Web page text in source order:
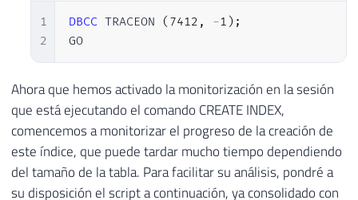
1
2
DBCC TRACEON ( 7412 , -1 ) ;
GO
Ahora que hemos activado la monitorización en la sesión
que está ejecutando el comando CREATE INDEX,
comencemos a monitorizar el progreso de la creación de
este índice, que puede tardar mucho tiempo dependiendo
del tamaño de la tabla. Para facilitar su análisis, pondré a
su disposición el script a continuación, ya consolidado con